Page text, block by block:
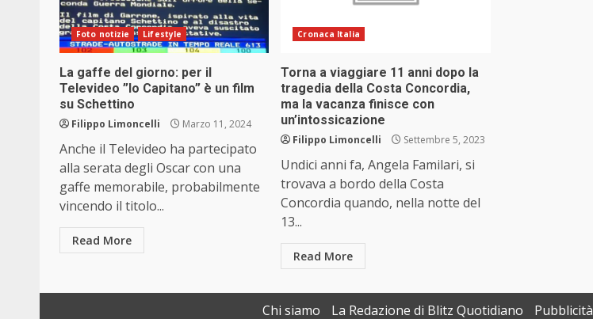
Foto notizie Lifestyle
La gaffe del giorno: per il
Televideo ”Io Capitano” è un film
su Schettino
Filippo Limoncelli Marzo 11, 2024
Anche il Televideo ha partecipato
alla serata degli Oscar con una
gaffe memorabile, probabilmente
vincendo il titolo...
Read More
Cronaca Italia
Torna a viaggiare 11 anni dopo la
tragedia della Costa Concordia,
ma la vacanza finisce con
un’intossicazione
Filippo Limoncelli Settembre 5, 2023
Undici anni fa, Angela Familari, si
trovava a bordo della Costa
Concordia quando, nella notte del
13...
Read More
Chi siamo La Redazione di Blitz Quotidiano Pubblicità